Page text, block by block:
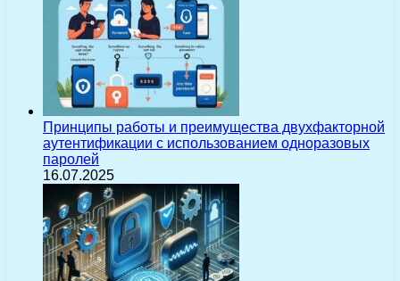
Принципы работы и преимущества двухфакторной
аутентификации с использованием одноразовых
паролей
16.07.2025